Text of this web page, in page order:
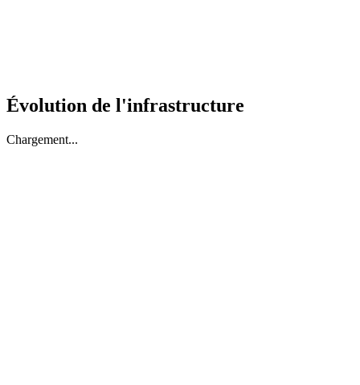
Évolution de l'infrastructure
Chargement...